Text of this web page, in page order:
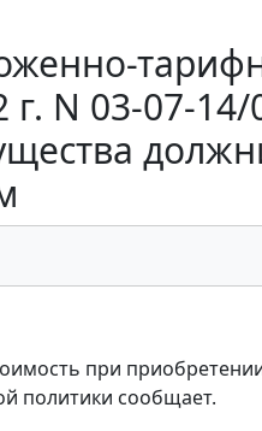
N 03-07-
при
политики сообщает.